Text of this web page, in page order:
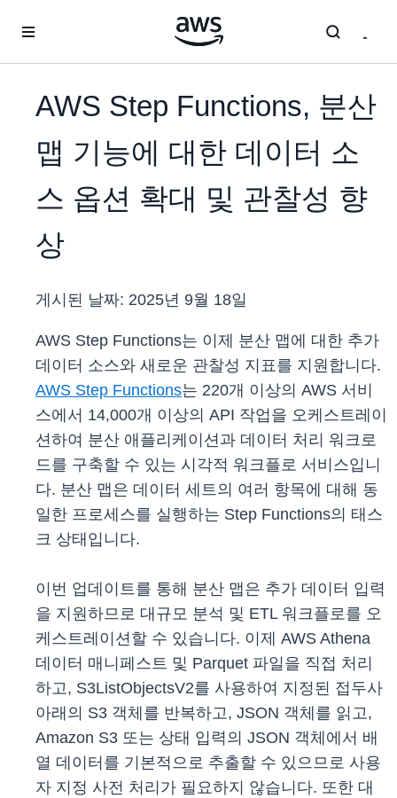
AWS Step Functions, 분산
맵 기능에 대한 데이터 소
스 옵션 확대 및 관찰성 향
상
게시된 날짜: 2025년 9월 18일
AWS Step Functions는 이제 분산 맵에 대한 추가
데이터 소스와 새로운 관찰성 지표를 지원합니다.
AWS Step Functions는 220개 이상의 AWS 서비
스에서 14,000개 이상의 API 작업을 오케스트레이
션하여 분산 애플리케이션과 데이터 처리 워크로
드를 구축할 수 있는 시각적 워크플로 서비스입니
다. 분산 맵은 데이터 세트의 여러 항목에 대해 동
일한 프로세스를 실행하는 Step Functions의 태스
크 상태입니다.
이번 업데이트를 통해 분산 맵은 추가 데이터 입력
을 지원하므로 대규모 분석 및 ETL 워크플로를 오
케스트레이션할 수 있습니다. 이제 AWS Athena
데이터 매니페스트 및 Parquet 파일을 직접 처리
하고, S3ListObjectsV2를 사용하여 지정된 접두사
아래의 S3 객체를 반복하고, JSON 객체를 읽고,
Amazon S3 또는 상태 입력의 JSON 객체에서 배
열 데이터를 기본적으로 추출할 수 있으므로 사용
자 지정 사전 처리가 필요하지 않습니다. 또한 대